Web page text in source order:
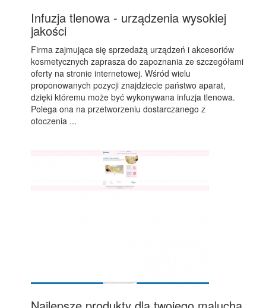
Infuzja tlenowa - urządzenia wysokiej
jakości
Firma zajmująca się sprzedażą urządzeń i akcesoriów
kosmetycznych zaprasza do zapoznania ze szczegółami
oferty na stronie internetowej. Wśród wielu
proponowanych pozycji znajdziecie państwo aparat,
dzięki któremu może być wykonywana infuzja tlenowa.
Polega ona na przetworzeniu dostarczanego z
otoczenia ...